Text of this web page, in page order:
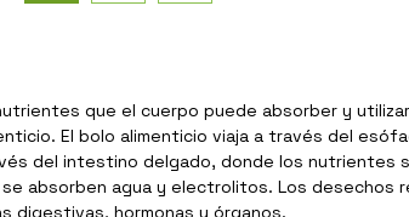
que el cuerpo puede absorber y
El bolo alimenticio viaja a través del
del intestino delgado, donde los
absorben agua y electrolitos. Los desechos
digestivas, hormonas y órganos.